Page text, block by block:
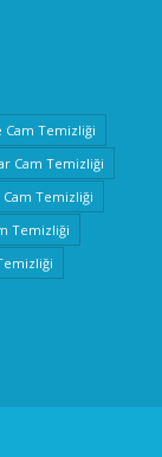
Cam Temizliği
Cam Temizliği
Temizliği
Temizliği